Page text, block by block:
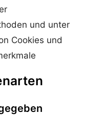
und unter
Cookies und